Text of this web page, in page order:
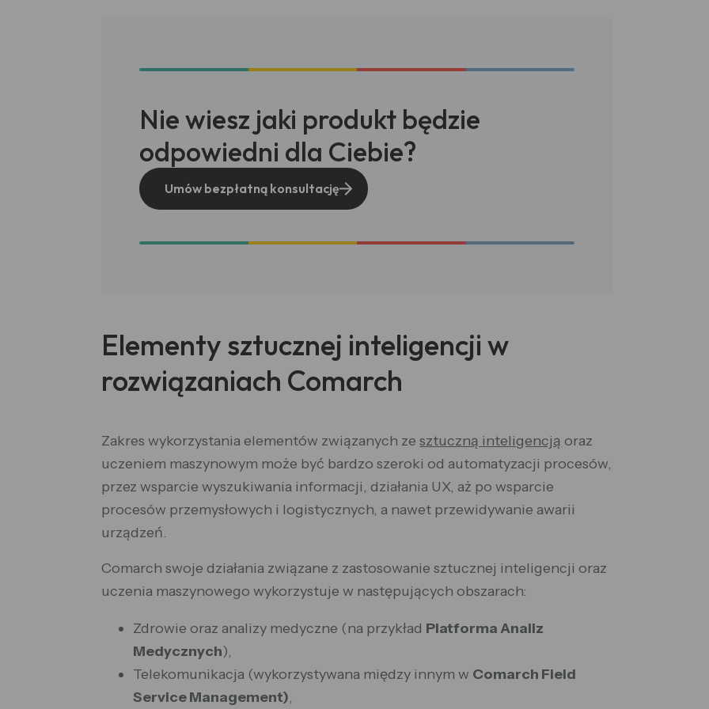
Nie wiesz jaki produkt będzie
odpowiedni dla Ciebie?
Umów bezpłatną konsultację
Elementy sztucznej inteligencji w
rozwiązaniach Comarch
Zakres wykorzystania elementów związanych zesztuczną inteligencją oraz
uczeniem maszynowym może być bardzo szeroki od automatyzacji procesów,
przez wsparcie wyszukiwania informacji, działania UX, aż po wsparcie
procesów przemysłowych i logistycznych, a nawet przewidywanie awarii
urządzeń.
Comarch swoje działania związane z zastosowanie sztucznej inteligencji oraz
uczenia maszynowego wykorzystuje w następujących obszarach:
Zdrowie oraz analizy medyczne (na przykład Platforma Analiz
Medycznych),
Telekomunikacja (wykorzystywana między innym w Comarch Field
Service Management),